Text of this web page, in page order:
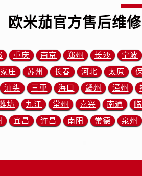
6号华熙国际中心D座11层1102室欧
府井东方广场W3座6层602室欧米茄
土尔扈特大街欧米茄售后服务中心（
区新华街欧米茄售后服务中心（需提
福路甲3号王府井百货名表维修欧米
达街欧米茄售后服务中心（需提前预
区伊金霍洛街欧米茄售后服务中心（
尔区中央街欧米茄售后服务中心（需
区恩和大街欧米茄售后服务中心（需
欧米茄官方售后维
重庆 南京 郑州 长沙 宁波
庄 苏州 长春 河北 太原
汕头 三亚 海口 赣州 漳州
坊 九江 常州 嘉兴 南通
宜昌 许昌 南阳 常德 泉州